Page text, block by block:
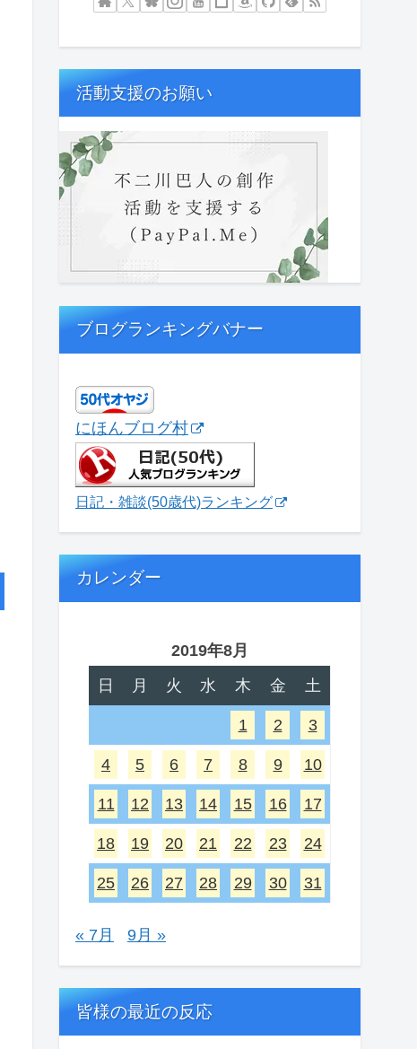
活動支援のお願い
ブログランキングバナー
にほんブログ村
日記・雑談(50歳代)ランキング
カレンダー
2019年8月
日
月 火 水 木 金 土
1 2 3
4 5 6 7 8 9 10
11 12 13 14 15 16 17
18 19 20 21 22 23 24
25 26 27 28 29 30 31
« 7月 9月 »
皆様の最近の反応